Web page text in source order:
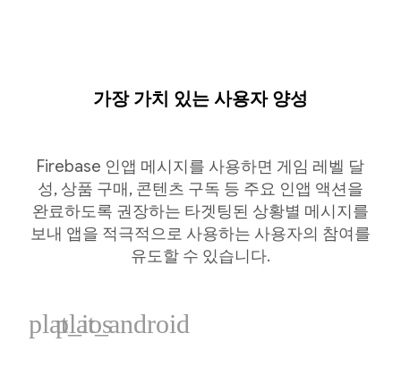
가장 가치 있는 사용자 양성
Firebase 인앱 메시지를 사용하면 게임 레벨 달
성, 상품 구매, 콘텐츠 구독 등 주요 인앱 액션을
완료하도록 권장하는 타겟팅된 상황별 메시지를
보내 앱을 적극적으로 사용하는 사용자의 참여를
유도할 수 있습니다.
plat_ios
plat_android